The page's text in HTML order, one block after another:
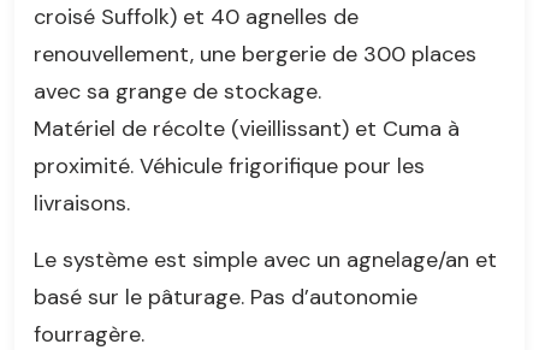
croisé Suffolk) et 40 agnelles de
renouvellement, une bergerie de 300 places
avec sa grange de stockage.
Matériel de récolte (vieillissant) et Cuma à
proximité. Véhicule frigorifique pour les
livraisons.
Le système est simple avec un agnelage/an et
basé sur le pâturage. Pas d’autonomie
fourragère.